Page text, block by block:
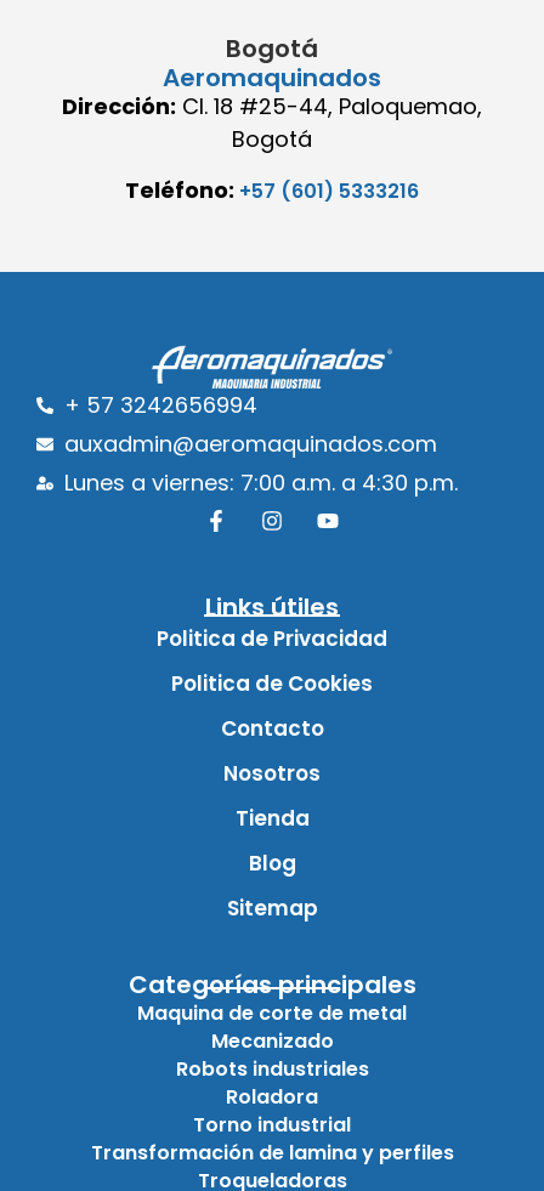
Bogotá
Aeromaquinados
Dirección: Cl. 18 #25-44, Paloquemao,
Bogotá
Teléfono: +57 (601) 5333216
+ 57 3242656994
auxadmin@aeromaquinados.com
Lunes a viernes: 7:00 a.m. a 4:30 p.m.
Links útiles
Politica de Privacidad
Politica de Cookies
Contacto
Nosotros
Tienda
Blog
Sitemap
Categorías principales
Maquina de corte de metal
Mecanizado
Robots industriales
Roladora
Torno industrial
Transformación de lamina y perfiles
Troqueladoras